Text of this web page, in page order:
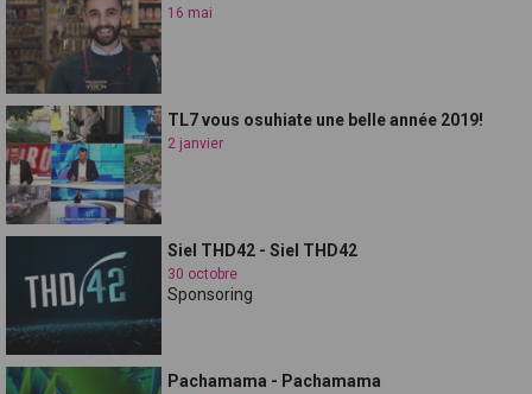
16 mai
TL7 vous osuhiate une belle année 2019!
2 janvier
Siel THD42 - Siel THD42
30 octobre
Sponsoring
Pachamama - Pachamama